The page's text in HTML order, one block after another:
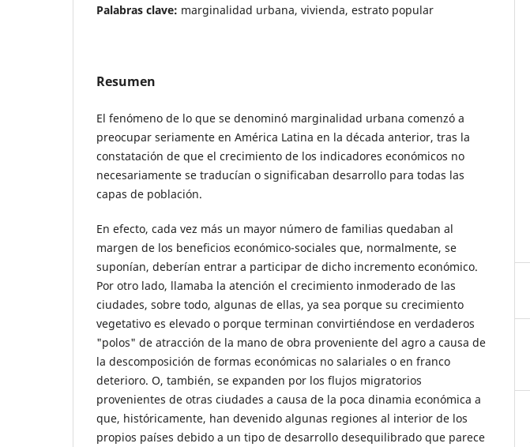
Palabras clave: marginalidad urbana, vivienda, estrato popular
Resumen
El fenómeno de lo que se denominó marginalidad urbana comenzó a
preocupar seriamente en América Latina en la década anterior, tras la
constatación de que el crecimiento de los indicadores económicos no
necesariamente se traducían o significaban desarrollo para todas las
capas de población.
En efecto, cada vez más un mayor número de familias quedaban al
margen de los beneficios económico-sociales que, normalmente, se
suponían, deberían entrar a participar de dicho incremento económico.
Por otro lado, llamaba la atención el crecimiento inmoderado de las
ciudades, sobre todo, algunas de ellas, ya sea porque su crecimiento
vegetativo es elevado o porque terminan convirtiéndose en verdaderos
"polos" de atracción de la mano de obra proveniente del agro a causa de
la descomposición de formas económicas no salariales o en franco
deterioro. O, también, se expanden por los flujos migratorios
provenientes de otras ciudades a causa de la poca dinamia económica a
que, históricamente, han devenido algunas regiones al interior de los
propios países debido a un tipo de desarrollo desequilibrado que parece